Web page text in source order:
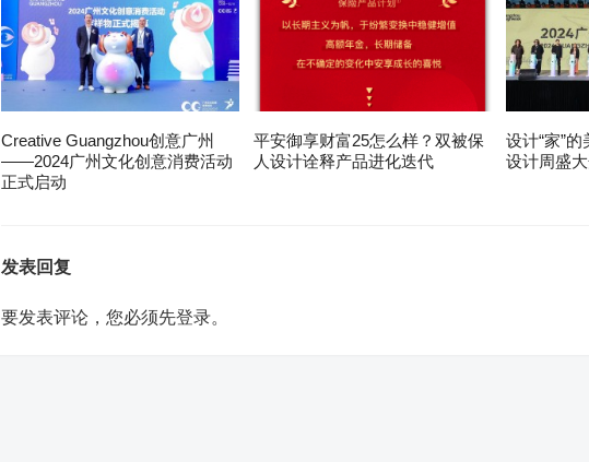
Creative Guangzhou创意广州
——2024广州文化创意消费活动
正式启动
平安御享财富25怎么样？双被保
人设计诠释产品进化迭代
设计“家”
设计周盛大
发表回复
要发表评论，您必须先登录。